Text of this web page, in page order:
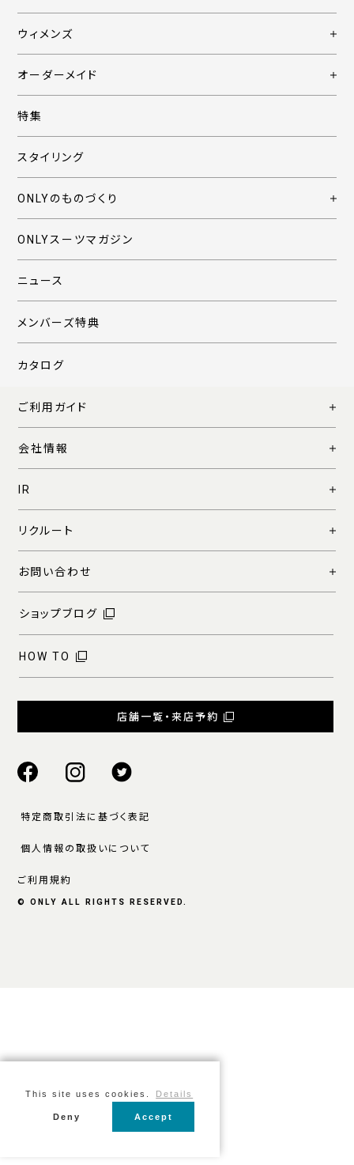
ウィメンズ
オーダーメイド
特集
スタイリング
ONLYのものづくり
ONLYスーツマガジン
ニュース
メンバーズ特典
カタログ
ご利用ガイド
会社情報
IR
リクルート
お問い合わせ
ショップブログ
HOW TO
店舗一覧・来店予約
特定商取引法に基づく表記
個人情報の取扱いについて
ご利用規約
© ONLY ALL RIGHTS RESERVED.
This site uses cookies. Details
Deny Accept